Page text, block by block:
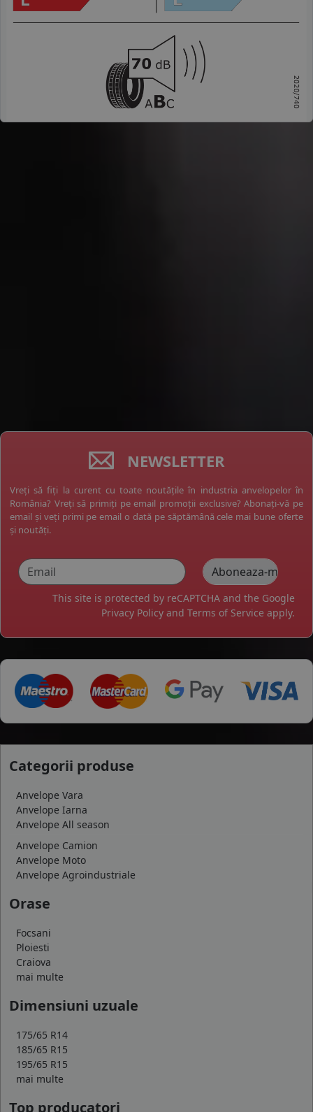
NEWSLETTER
Vreți să fiți la curent cu toate noutățile în industria anvelopelor în
România? Vreți să primiți pe email promoții exclusive? Abonați-vă pe
email și veți primi pe email o dată pe săptămână cele mai bune oferte
și noutăți.
This site is protected by reCAPTCHA and the Google
Privacy Policy and Terms of Service apply.
Categorii produse
Anvelope Vara
Anvelope Iarna
Anvelope All season
Anvelope Camion
Anvelope Moto
Anvelope Agroindustriale
Orase
Focsani
Ploiesti
Craiova
mai multe
Dimensiuni uzuale
175/65 R14
185/65 R15
195/65 R15
mai multe
Top producatori